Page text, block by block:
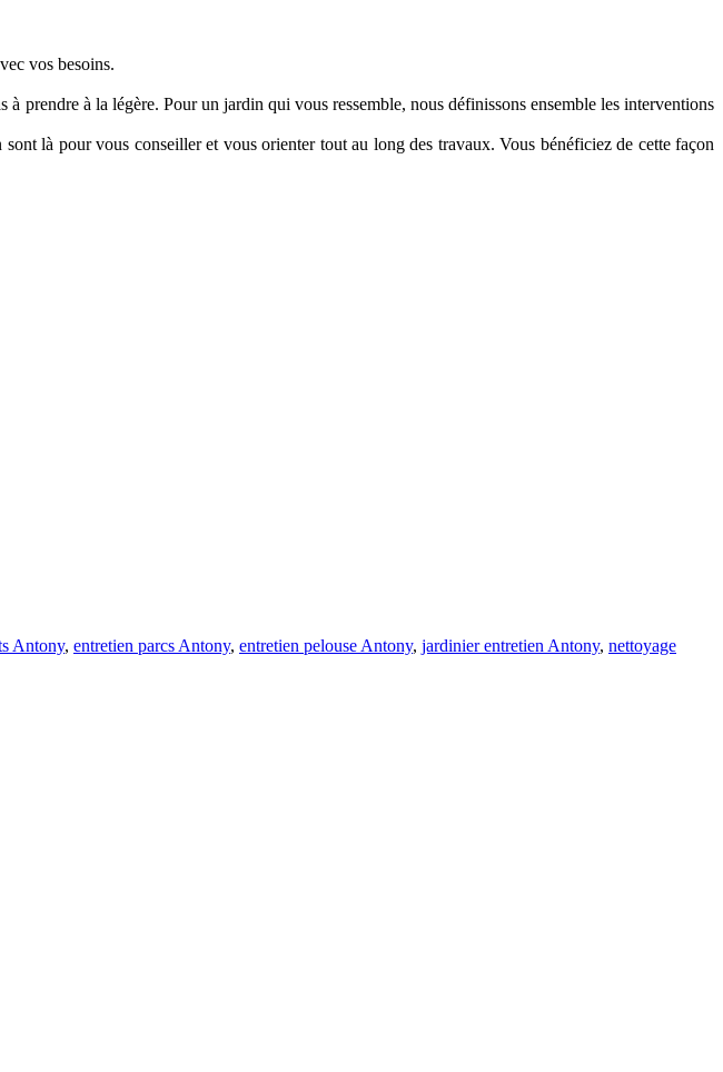
vos besoins.
prendre à la légère. Pour un jardin qui vous ressemble, nous définissons ensemble les interventions
là pour vous conseiller et vous orienter tout au long des travaux. Vous bénéficiez de cette façon
Antony, entretien parcs Antony, entretien pelouse Antony, jardinier entretien Antony, nettoyage